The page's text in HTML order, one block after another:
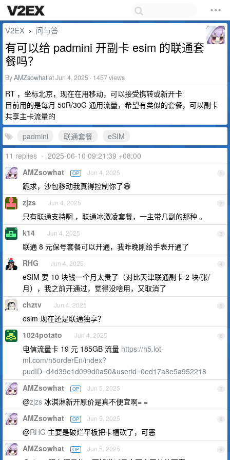
V2EX › 问与答
有可以给 padmini 开副卡 esim 的联通套
餐吗？
ByAMZsowhatat Jun 4, 2025 · 1457 views
RT ，坐标北京，现在在用移动，可以接受携转或新开卡
目前用的是每月 50R/30G 通用流量，希望有类似的套餐，可以副卡
共享主卡流量的
padmini
联通套餐
eSIM
11 replies • 2025-06-10 09:21:39 +08:00
1
AMZsowhat OP Jun 4, 2025
跪求，沙包移动我真得控制你了😄
2
zjzs Jun 4, 2025
只有联通支持啊 ，联通冰激凌套餐，一主带几副的那种 。
3
k14 Jun 4, 2025
联通 8 元保号套餐可以开通，我昨晚刚给手表开通了
4
RHG Jun 4, 2025
eSIM 要 10 块钱一个月太贵了（对比天津联通副卡 2 块/张/
月），我之前开通过，觉得没啥用，又取消了
5
chztv Jun 4, 2025
esim 现在还是联通独享？
6
1024potato Jun 4, 2025
电信流量卡 19 元 185GB 流量 https://h5.lot-
ml.com/h5orderEn/index?
pudID=d4d39e1d099d0a50&userid=0ed17a8e5a952218
7
AMZsowhat OP Jun 5, 2025
@zjzs 冰淇淋新开原价是真不便宜啊= =
8
AMZsowhat OP Jun 5, 2025
@RHG 主要是破烂平板把卡槽砍了，可恶
9
AMZsowhat OP Jun 5, 2025